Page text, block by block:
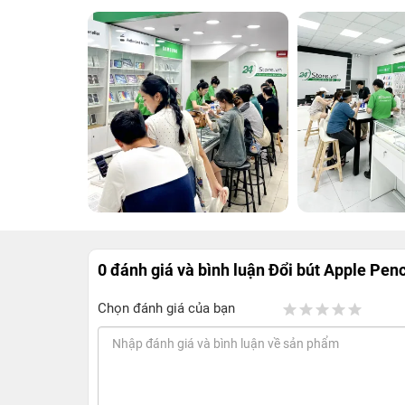
0 đánh giá và bình luậnĐổi bút Apple
Chọn đánh giá của bạn